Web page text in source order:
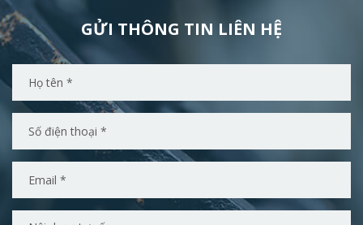
GỬI THÔNG TIN LIÊN HỆ